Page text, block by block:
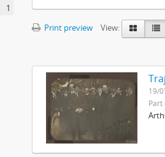
1
Print preview
View:
19/